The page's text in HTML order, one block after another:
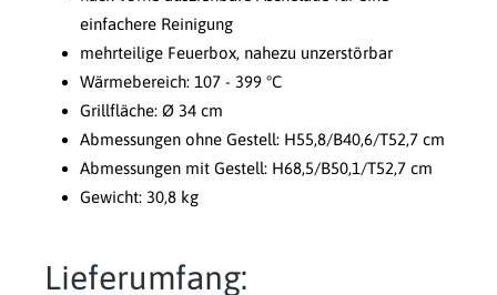
einfachere Reinigung
mehrteilige Feuerbox, nahezu unzerstörbar
Wärmebereich: 107 - 399 °C
Grillfläche: Ø 34 cm
Abmessungen ohne Gestell: H55,8/B40,6/T52,7 cm
Abmessungen mit Gestell: H68,5/B50,1/T52,7 cm
Gewicht: 30,8 kg
Lieferumfang: